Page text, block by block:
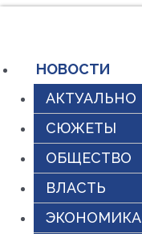
содержимому
НОВОСТИ
АКТУАЛЬНО
СЮЖЕТЫ
ОБЩЕСТВО
ВЛАСТЬ
ЭКОНОМИКА